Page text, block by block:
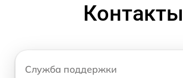
Контакты
Служба поддержки